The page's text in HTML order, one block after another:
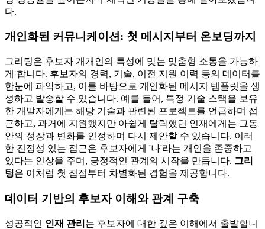
다.
개인화된 커뮤니케이션: 첫 메시지부터 온보딩까지
그리팅은 후보자 개개인의 특성에 맞는 맞춤형 소통을 가능하
게 합니다. 후보자의 경력, 기술, 이전 지원 이력 등의 데이터를
한눈에 파악하고, 이를 바탕으로 개인화된 메시지 템플릿을 생
성하고 발송할 수 있습니다. 예를 들어, 특정 기술 스택을 보유
한 개발자에게는 해당 기술과 관련된 프로젝트를 언급하며 접
근하고, 과거에 지원했지만 아쉽게 탈락했던 인재에게는 그동
안의 성장과 변화를 인정하며 다시 제안할 수 있습니다. 이러
한 진정성 있는 접근은 후보자에게 '나'라는 개인을 존중하고
있다는 인상을 주며, 긍정적인 관계의 시작을 만듭니다. 그리
팅은 이처럼 첫 접점부터 차별화된 경험을 제공합니다.
데이터 기반의 후보자 이해와 관계 구축
성공적인 인재 관리 는 후보자에 대한 깊은 이해에서 출발합니